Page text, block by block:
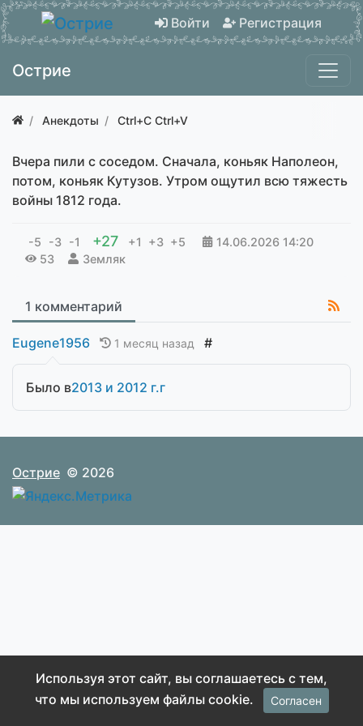
Войти Регистрация
Острие
Анекдоты Ctrl+C Ctrl+V
Вчера пили с соседом. Сначала, коньяк Наполеон,
потом, коньяк Кутузов. Утром ощутил всю тяжесть
войны 1812 года.
-5 -3 -1 +27 +1 +3 +5 14.06.2026 14:20
53
Земляк
1 комментарий
Eugene1956 1 месяц назад #
Было в2013 и 2012 г.г
Острие © 2026
Используя этот сайт, вы соглашаетесь с тем,
что мы используем файлы cookie.
Согласен